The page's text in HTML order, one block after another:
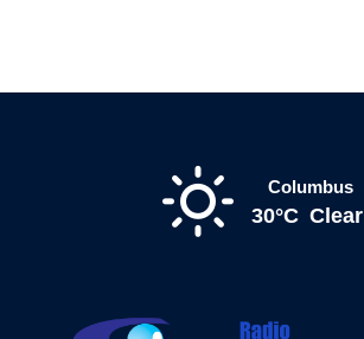
Columbus
30°C Clear